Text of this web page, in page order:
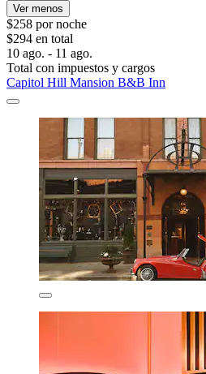
Ver menos
$258 por noche
$294 en total
10 ago. - 11 ago.
Total con impuestos y cargos
Capitol Hill Mansion B&B Inn